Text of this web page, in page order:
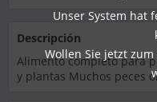
Descripción
Alimento completo para
y plantas Muchos peces
Unser System hat
Wollen Sie jetzt